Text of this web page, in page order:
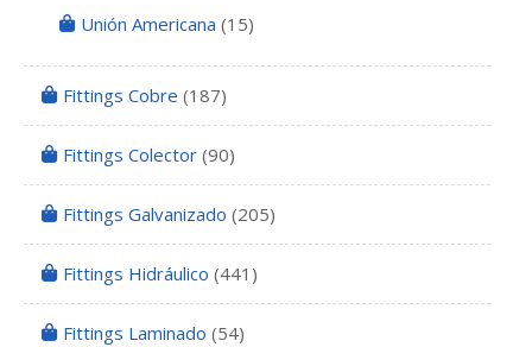
Unión Americana (15)
Fittings Cobre (187)
Fittings Colector (90)
Fittings Galvanizado (205)
Fittings Hidráulico (441)
Fittings Laminado (54)